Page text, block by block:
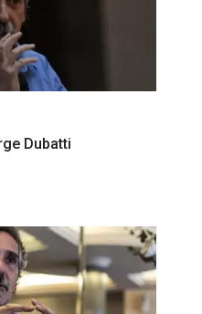
Dubatti